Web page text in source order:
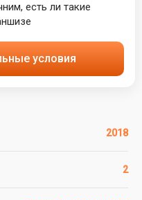
есть ли такие
условия
2018
2